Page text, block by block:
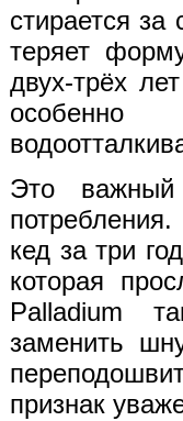
стирается
теряет
двух-трёх
Это важный
кед за три
которая
Palladium
заменить
признак